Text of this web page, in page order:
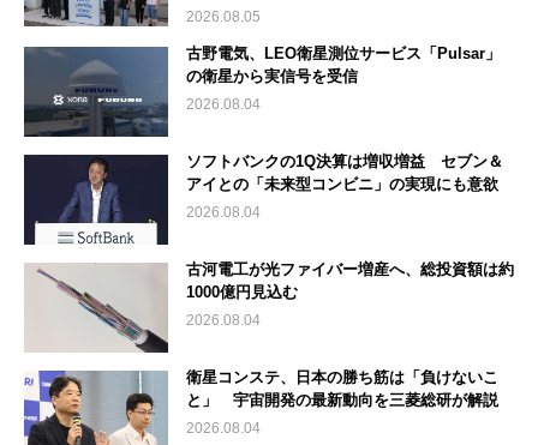
2026.08.05
古野電気、LEO衛星測位サービス「Pulsar」
の衛星から実信号を受信
2026.08.04
ソフトバンクの1Q決算は増収増益 セブン＆
アイとの「未来型コンビニ」の実現にも意欲
2026.08.04
古河電工が光ファイバー増産へ、総投資額は約
1000億円見込む
2026.08.04
衛星コンステ、日本の勝ち筋は「負けないこ
と」 宇宙開発の最新動向を三菱総研が解説
2026.08.04